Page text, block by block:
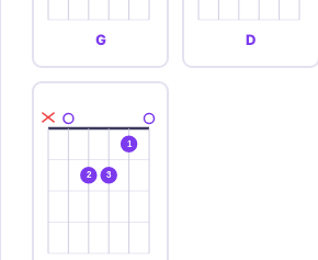
G D
2 3
1